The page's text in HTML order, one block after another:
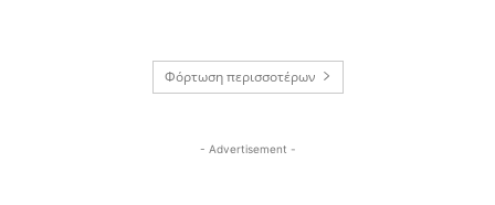
Φόρτωση περισσοτέρων
- Advertisement -